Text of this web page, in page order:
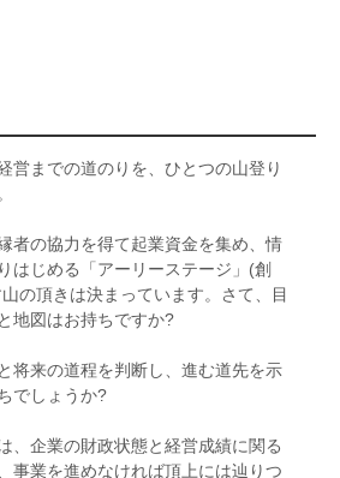
営までの道のりを、ひとつの山登り
者の協力を得て起業資金を集め、情
はじめる「アーリーステージ」(創
の頂きは決まっています。さて、目
地図はお持ちですか?
将来の道程を判断し、進む道先を示
でしょうか?
、企業の財政状態と経営成績に関る
事業を進めなければ頂上には辿りつ